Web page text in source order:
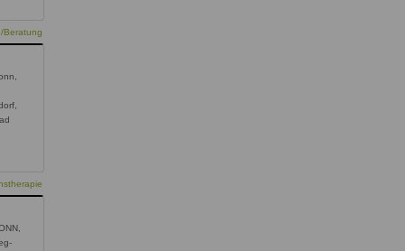
Beratung